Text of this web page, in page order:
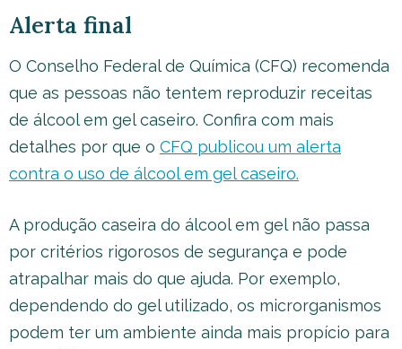
Alerta final
O Conselho Federal de Química (CFQ) recomenda
que as pessoas não tentem reproduzir receitas
de álcool em gel caseiro. Confira com mais
detalhes por que o CFQ publicou um alerta
contra o uso de álcool em gel caseiro.
A produção caseira do álcool em gel não passa
por critérios rigorosos de segurança e pode
atrapalhar mais do que ajuda. Por exemplo,
dependendo do gel utilizado, os microrganismos
podem ter um ambiente ainda mais propício para